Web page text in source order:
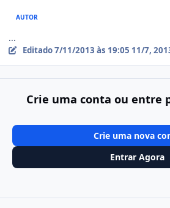
AUTOR
...
Editado7/11/2013 às 19:05 11/7,
Crie uma conta ou entre
Crie uma nova
Entrar Agora